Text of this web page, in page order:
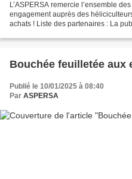
L’ASPERSA remercie l’ensemble
engagement auprès des
achats ! Liste des partenaires : La
Bouchée feuilletée aux
Publié le 10/01/2025 à 08:40
Par ASPERSA